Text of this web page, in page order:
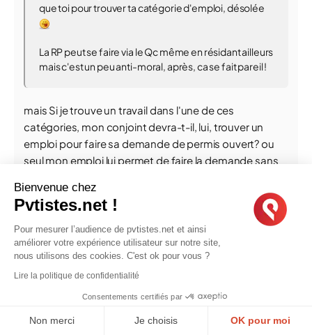
que toi pour trouver ta catégorie d'emploi, désolée
La RP peut se faire via le Qc même en résidant ailleurs
mais c'est un peu anti-moral, après, ca se fait pareil !
mais Si je trouve un travail dans l'une de ces
catégories, mon conjoint devra-t-il, lui, trouver un
emploi pour faire sa demande de permis ouvert? ou
seul mon emploi lui permet de faire la demande sans
Message detacalypso
mais Si je trouve un travail dans l'une de ces
catégories, mon conjoint devra-t-il, lui, trouver un
seul mon emploi lui permet de faire la demande sans
Bienvenue chez
Pvtistes.net !
Pour mesurer l’audience de pvtistes.net et ainsi
améliorer votre expérience utilisateur sur notre site,
nous utilisons des cookies. C'est ok pour vous ?
Lire la politique de confidentialité
Consentements certifiés par
Non merci Je choisis OK pour moi